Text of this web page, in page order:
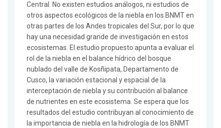
Central. No existen estudios análogos, ni estudios de
otros aspectos ecológicos de la niebla en los BNMT en
otras partes de los Andes tropicales del Sur, por lo que
hay una necesidad grande de investigación en estos
ecosistemas. El estudio propuesto apunta a evaluar el
rol de la niebla en el balance hídrico del bosque
nublado del valle de Kosñipata, Departamento de
Cusco, la variación estacional y espacial de la
interceptación de niebla y su contribución al balance
de nutrientes en este ecosistema. Se espera que los
resultados del estudio contribuyan al conocimiento de
la importancia de niebla en la hidrología de los BNMT